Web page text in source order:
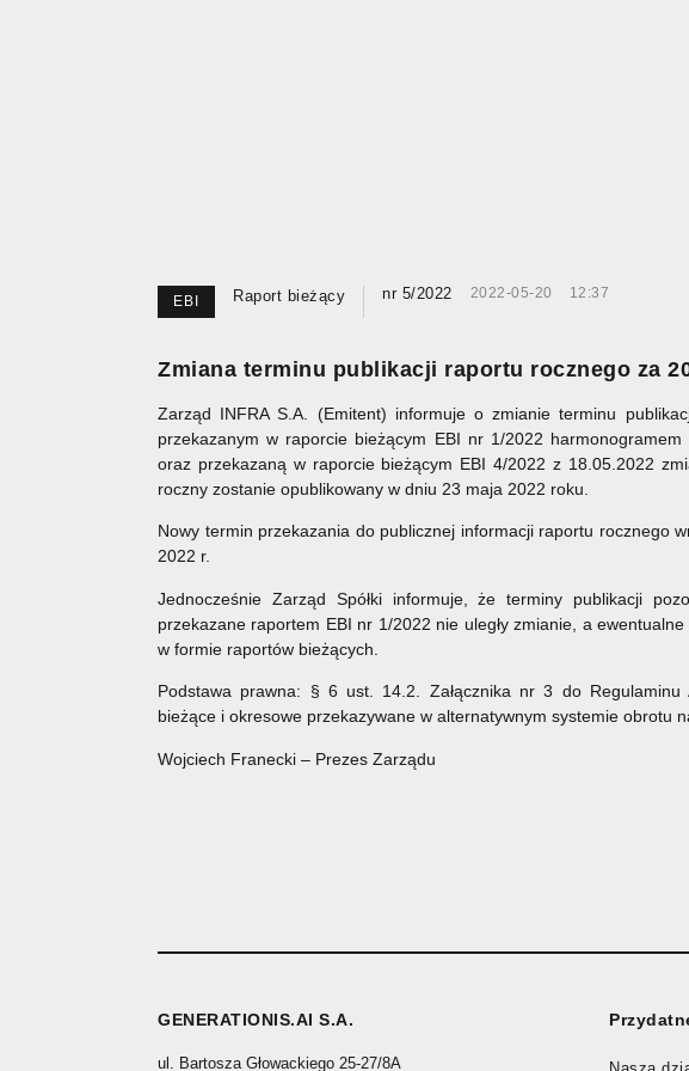
EBI Raport bieżący nr 5/2022 2022-05-20 12:37
Zmiana terminu publikacji raportu rocznego za
Zarząd INFRA S.A. (Emitent) informuje o zmianie terminu
przekazanym w raporcie bieżącym EBI nr 1/2022
oraz przekazaną w raporcie bieżącym EBI 4/2022 z 18.05.2022
roczny zostanie opublikowany w dniu 23 maja 2022 roku.
Nowy termin przekazania do publicznej informacji raportu rocznego
2022 r.
Jednocześnie Zarząd Spółki informuje, że terminy publikacji
przekazane raportem EBI nr 1/2022 nie uległy zmianie, a
w formie raportów bieżących.
Podstawa prawna: § 6 ust. 14.2. Załącznika nr 3 do Regulaminu
bieżące i okresowe przekazywane w alternatywnym systemie obrotu
Wojciech Franecki – Prezes Zarządu
GENERATIONIS.AI S.A.
ul. Bartosza Głowackiego 25-27/8A